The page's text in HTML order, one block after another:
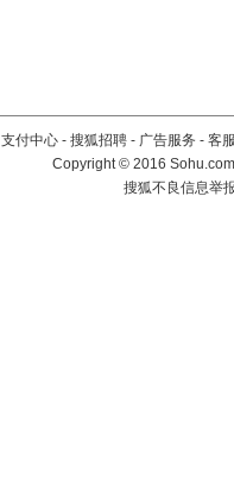
支付中心 - 搜狐招聘 - 广告服务 - 客
Copyright©2016
搜狐不良信息举